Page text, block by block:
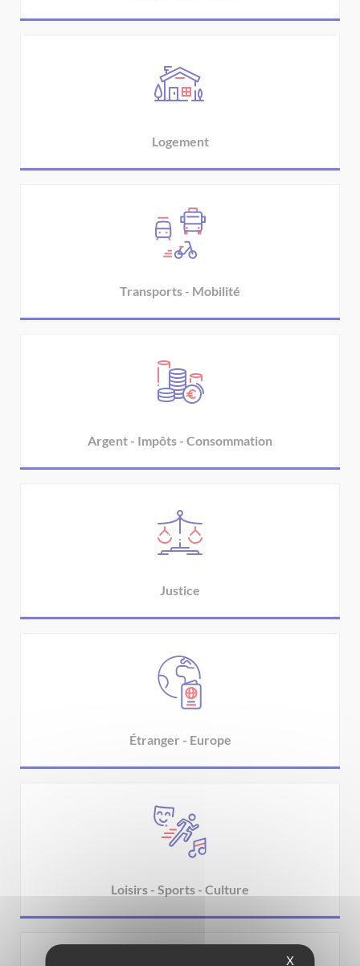
Logement
Transports - Mobilité
Argent - Impôts - Consommation
Justice
Étranger - Europe
Loisirs - Sports - Culture
X